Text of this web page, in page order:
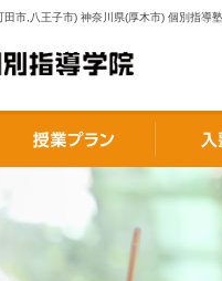
市,八王子市) 神奈川県(厚木市) 個別指導塾